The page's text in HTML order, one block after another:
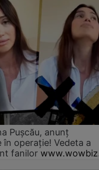
Pușcău, anunț
operație! Vedeta a
fanilor